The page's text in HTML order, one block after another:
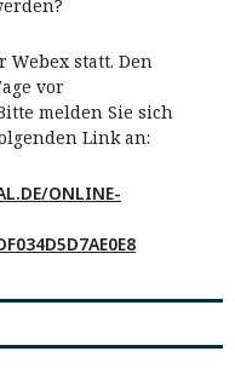
statt. Den
vor
melden Sie sich
Link an:
ONLINE-